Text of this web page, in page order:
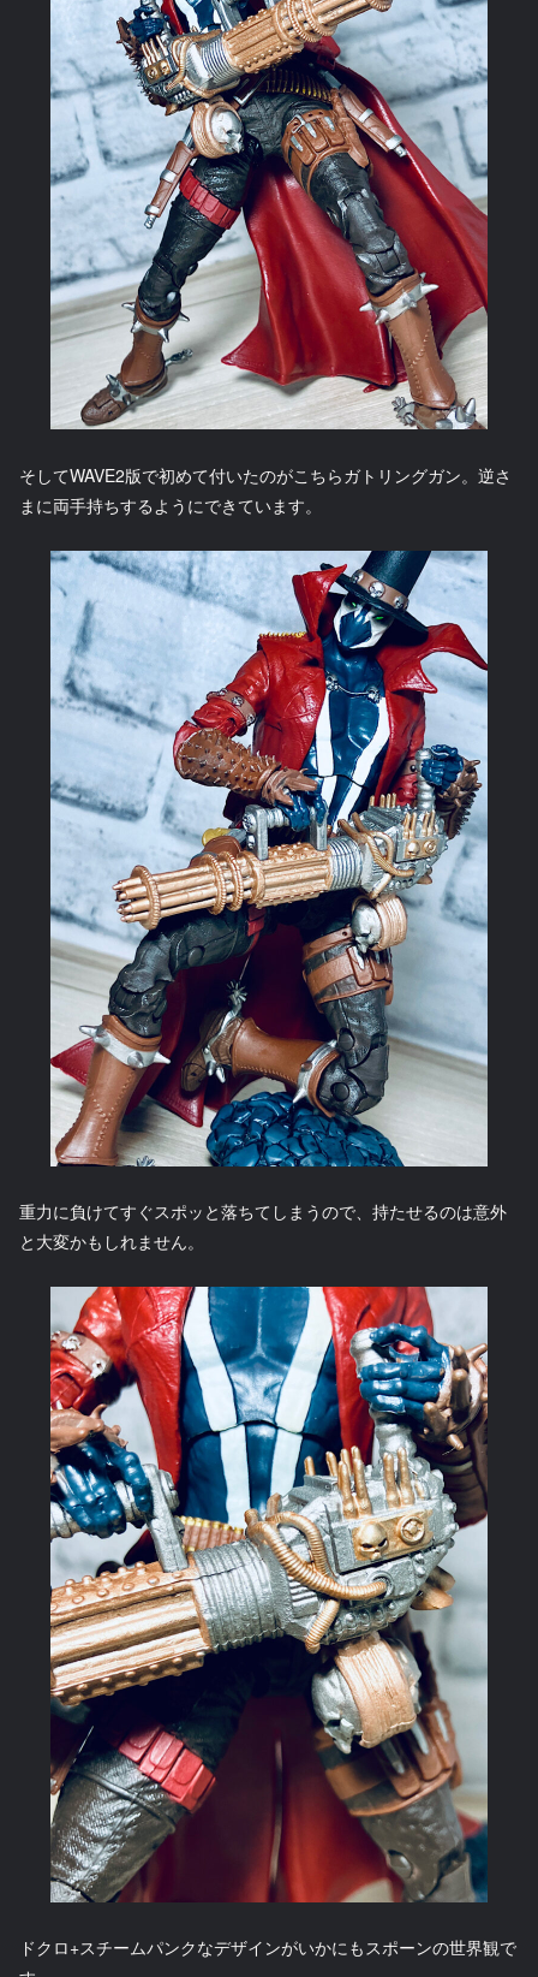
そしてWAVE2版で初めて付いたのがこちらガトリングガン。逆さ
まに両手持ちするようにできています。
重力に負けてすぐスポッと落ちてしまうので、持たせるのは意外
と大変かもしれません。
ドクロ+スチームパンクなデザインがいかにもスポーンの世界観で